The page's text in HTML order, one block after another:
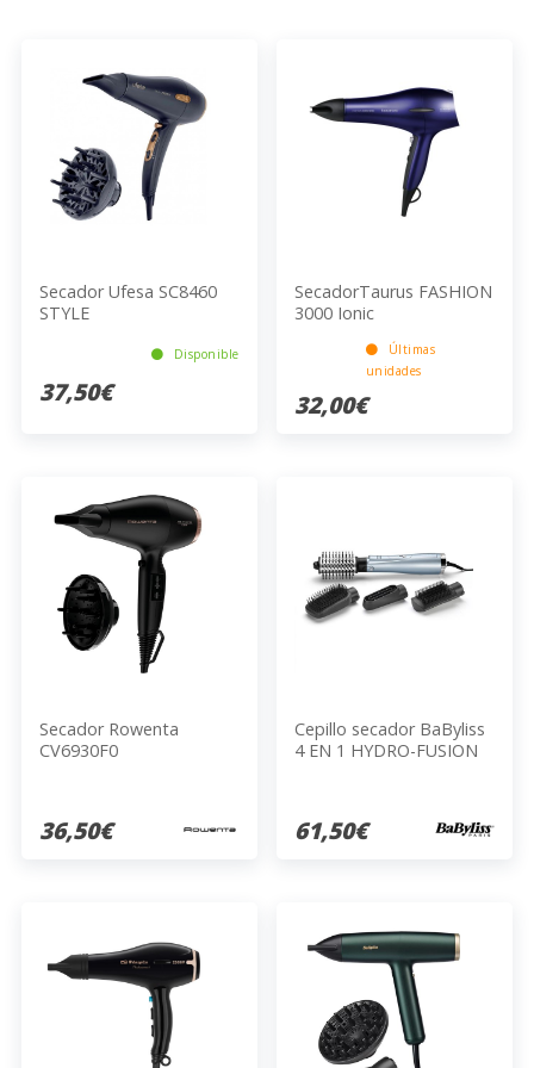
Secador Ufesa SC8460
STYLE
Disponible
37,50€
SecadorTaurus FASHION
3000 Ionic
Últimas
unidades
32,00€
Secador Rowenta
CV6930F0
36,50€
Cepillo secador BaByliss
4 EN 1 HYDRO-FUSION
61,50€